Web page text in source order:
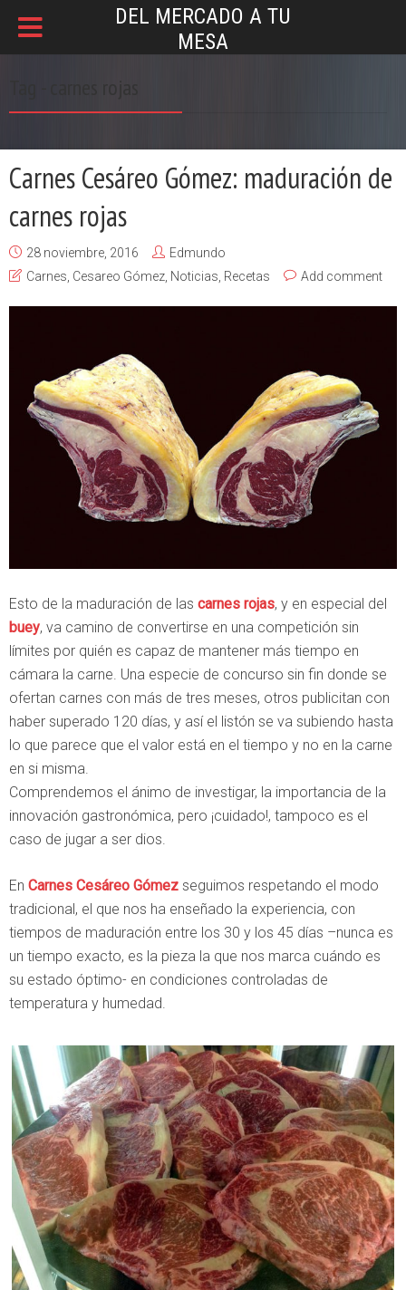
DEL MERCADO A TU
MESA
Carnes Cesáreo Gómez: maduración de
carnes rojas
28 noviembre, 2016
Edmundo
Carnes Cesareo Gómez Noticias Recetas Add comment
Esto de la maduración de las carnes rojas, y en especial del
buey, va camino de convertirse en una competición sin
límites por quién es capaz de mantener más tiempo en
cámara la carne. Una especie de concurso sin fin donde se
ofertan carnes con más de tres meses, otros publicitan con
haber superado 120 días, y así el listón se va subiendo hasta
lo que parece que el valor está en el tiempo y no en la carne
en si misma.
Comprendemos el ánimo de investigar, la importancia de la
innovación gastronómica, pero ¡cuidado!, tampoco es el
caso de jugar a ser dios.
En Carnes Cesáreo Gómez seguimos respetando el modo
tradicional, el que nos ha enseñado la experiencia, con
tiempos de maduración entre los 30 y los 45 días –nunca es
un tiempo exacto, es la pieza la que nos marca cuándo es
su estado óptimo- en condiciones controladas de
temperatura y humedad.